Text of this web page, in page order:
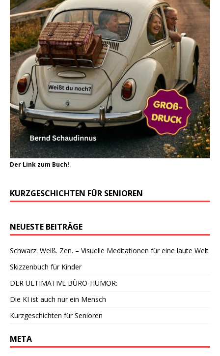
Der Link zum Buch!
KURZGESCHICHTEN FÜR SENIOREN
NEUESTE BEITRÄGE
Schwarz. Weiß. Zen. – Visuelle Meditationen für eine laute Welt
Skizzenbuch für Kinder
DER ULTIMATIVE BÜRO-HUMOR:
Die KI ist auch nur ein Mensch
Kurzgeschichten für Senioren
META